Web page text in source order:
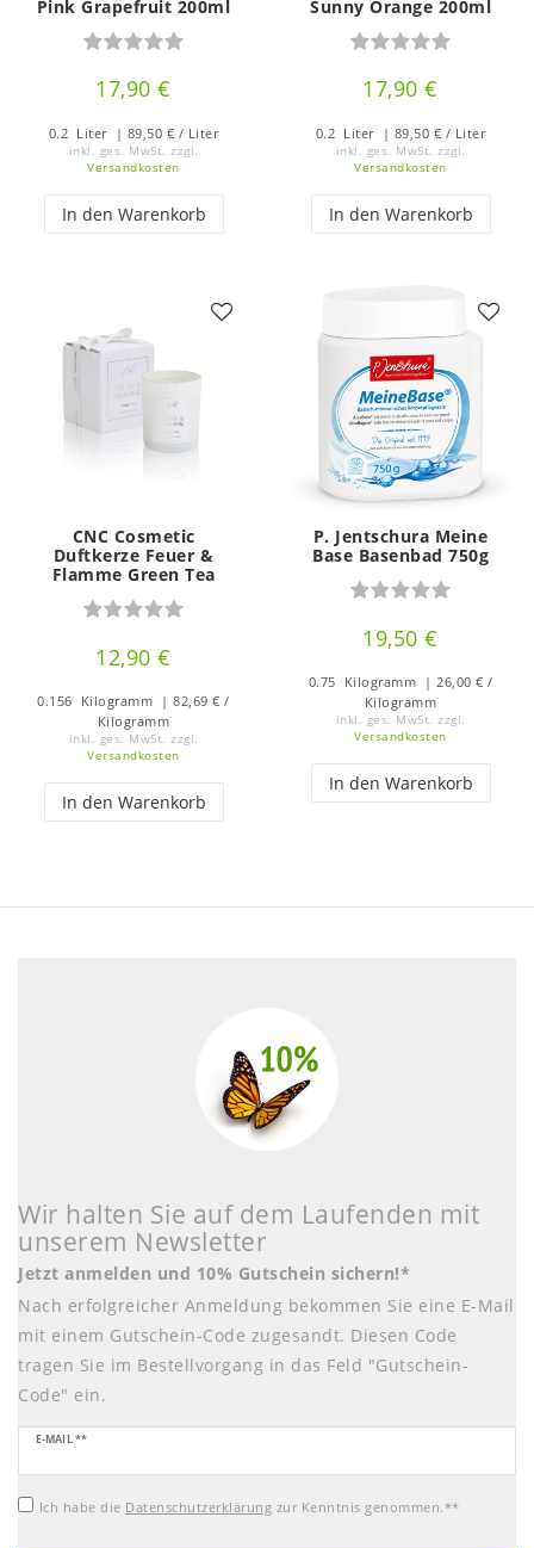
Pink Grapefruit 200ml
17,90 €
0.2 Liter | 89,50 € / Liter
inkl. ges. MwSt. zzgl.
Versandkosten
In den Warenkorb
Sunny Orange 200ml
17,90 €
0.2 Liter | 89,50 € / Liter
inkl. ges. MwSt. zzgl.
Versandkosten
In den Warenkorb
CNC Cosmetic
Duftkerze Feuer &
Flamme Green Tea
12,90 €
0.156 Kilogramm | 82,69 € /
Kilogramm
inkl. ges. MwSt. zzgl.
Versandkosten
In den Warenkorb
P. Jentschura Meine
Base Basenbad 750g
19,50 €
0.75 Kilogramm | 26,00 € /
Kilogramm
inkl. ges. MwSt. zzgl.
Versandkosten
In den Warenkorb
Wir halten Sie auf dem Laufenden mit
unserem Newsletter
Jetzt anmelden und 10% Gutschein sichern!*
Nach erfolgreicher Anmeldung bekommen Sie eine E-Mail
mit einem Gutschein-Code zugesandt. Diesen Code
tragen Sie im Bestellvorgang in das Feld "Gutschein-
Code" ein.
E-MAIL **
Newsletter
Honig
Ich habe die Daten­schutz­erklärung zur Kenntnis genommen.**